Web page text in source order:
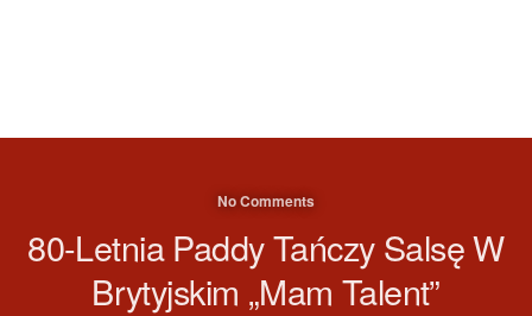
No Comments
80-Letnia Paddy Tańczy Salsę W
Brytyjskim „Mam Talent”